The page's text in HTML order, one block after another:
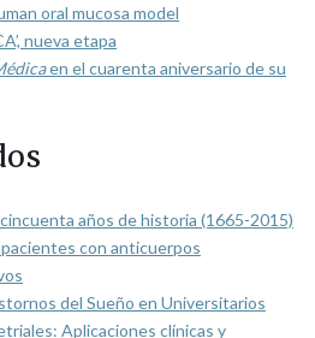
oral mucosa model
nueva etapa
en el cuarenta aniversario de su
años de historia (1665-2015)
con anticuerpos
del Sueño en Universitarios
Aplicaciones clínicas y